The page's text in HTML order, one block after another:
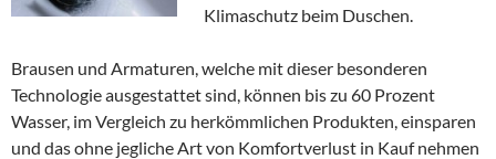
Klimaschutz beim Duschen.
Brausen und Armaturen, welche mit dieser besonderen
Technologie ausgestattet sind, können bis zu 60 Prozent
Wasser, im Vergleich zu herkömmlichen Produkten, einsparen
und das ohne jegliche Art von Komfortverlust in Kauf nehmen